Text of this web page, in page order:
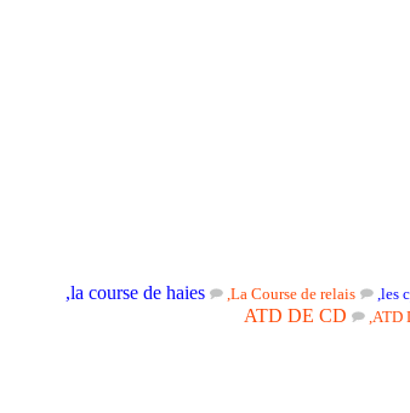
les
,
La Course de relais
,
la course de haies
,
ATD
,
ATD DE CD